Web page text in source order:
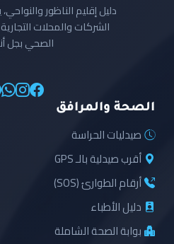
دليل إقليم الناظور
الشركات والمحلات
الصحي بجل
الصحة والمرافق
صيدليات الحراسة
أقرب صيدلية بالـ GPS
أرقام الطوارئ (SOS)
دليل الأطباء
بوابة الصحة الشاملة